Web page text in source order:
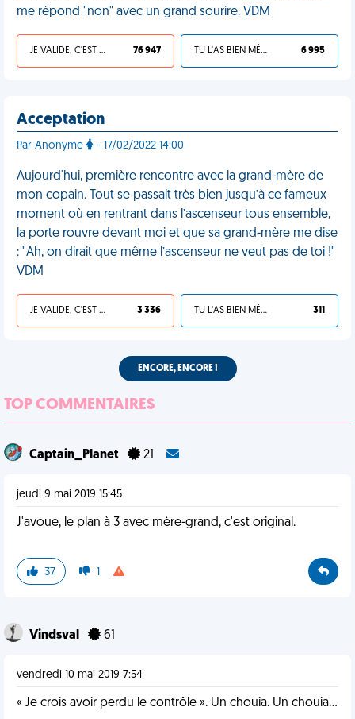
me répond "non" avec un grand sourire. VDM
JE VALIDE, C'EST UNE VDM 76 947 TU L'AS BIEN MÉRITÉ 6 995
Acceptation
Par Anonyme - 17/02/2022 14:00
Aujourd'hui, première rencontre avec la grand-mère de
mon copain. Tout se passait très bien jusqu’à ce fameux
moment où en rentrant dans l’ascenseur tous ensemble,
la porte rouvre devant moi et que sa grand-mère me dise
: "Ah, on dirait que même l’ascenseur ne veut pas de toi !"
VDM
JE VALIDE, C'EST UNE VDM 3 336 TU L'AS BIEN MÉRITÉ 311
ENCORE, ENCORE !
TOP COMMENTAIRES
Captain_Planet 21
jeudi 9 mai 2019 15:45
J'avoue, le plan à 3 avec mère-grand, c'est original.
37 1
Vindsval 61
vendredi 10 mai 2019 7:54
« Je crois avoir perdu le contrôle ». Un chouia. Un chouia...